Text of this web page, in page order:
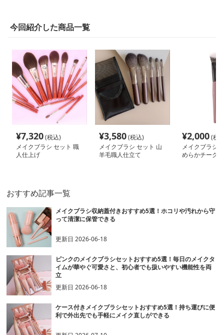
今回紹介した商品一覧
¥7,320(税込)
メイクブラシ セット 職
人仕上げ
¥3,580(税込)
メイクブラシ セット 山
羊毛職人仕立て
¥2,000(税
メイクブラシ
めらかチーク
おすすめ記事一覧
メイクブラシ収納蓋付きおすすめ5選！ホコリや汚れから守
って清潔に保管できる
更新日2026-06-18
ピンクのメイクブラシセットおすすめ5選！毎日のメイクタ
イムが華やぐ可愛さと、初心者でも扱いやすい機能性を両
立
更新日2026-06-18
ケース付きメイクブラシセットおすすめ5選！持ち運びに便
利で外出先でも手軽にメイク直しができる